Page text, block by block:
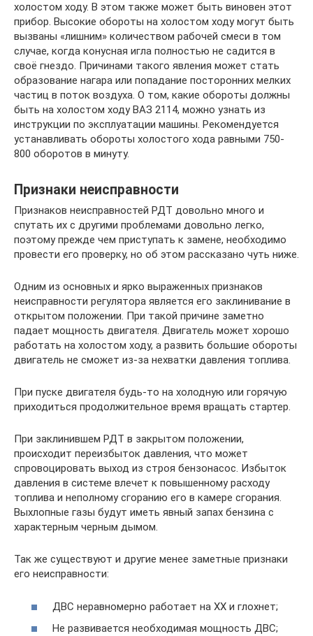
холостом ходу. В этом также может быть виновен этот
прибор. Высокие обороты на холостом ходу могут быть
вызваны «лишним» количеством рабочей смеси в том
случае, когда конусная игла полностью не садится в
своё гнездо. Причинами такого явления может стать
образование нагара или попадание посторонних мелких
частиц в поток воздуха. О том, какие обороты должны
быть на холостом ходу ВАЗ 2114, можно узнать из
инструкции по эксплуатации машины. Рекомендуется
устанавливать обороты холостого хода равными 750-
800 оборотов в минуту.
Признаки неисправности
Признаков неисправностей РДТ довольно много и
спутать их с другими проблемами довольно легко,
поэтому прежде чем приступать к замене, необходимо
провести его проверку, но об этом рассказано чуть ниже.
Одним из основных и ярко выраженных признаков
неисправности регулятора является его заклинивание в
открытом положении. При такой причине заметно
падает мощность двигателя. Двигатель может хорошо
работать на холостом ходу, а развить большие обороты
двигатель не сможет из-за нехватки давления топлива.
При пуске двигателя будь-то на холодную или горячую
приходиться продолжительное время вращать стартер.
При заклинившем РДТ в закрытом положении,
происходит переизбыток давления, что может
спровоцировать выход из строя бензонасос. Избыток
давления в системе влечет к повышенному расходу
топлива и неполному сгоранию его в камере сгорания.
Выхлопные газы будут иметь явный запах бензина с
характерным черным дымом.
Так же существуют и другие менее заметные признаки
его неисправности:
ДВС неравномерно работает на ХХ и глохнет;
Не развивается необходимая мощность ДВС;